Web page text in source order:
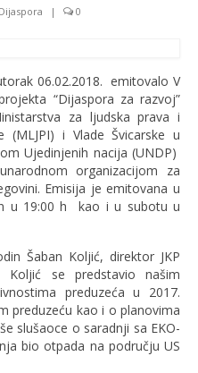
Dijaspora | 0
06.02.2018. emitovalo V
“Dijaspora za razvoj”
za ljudska prava i
(MLJPI) i Vlade Švicarske u
Ujedinjenih nacija (UNDP)
organizacijom za
Emisija je emitovana u
u 19:00 h kao i u subotu u
Šaban Koljić, direktor JKP
se predstavio našim
preduzeća u 2017.
preduzeću kao i o planovima
slušaoce o saradnji sa EKO-
bio otpada na području US